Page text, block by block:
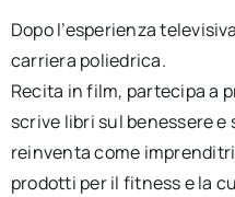
Dopo l’esperienza
carriera poliedrica.
Recita in film, partecipa a
scrive libri sul benessere
reinventa come
prodotti per il fitness e la